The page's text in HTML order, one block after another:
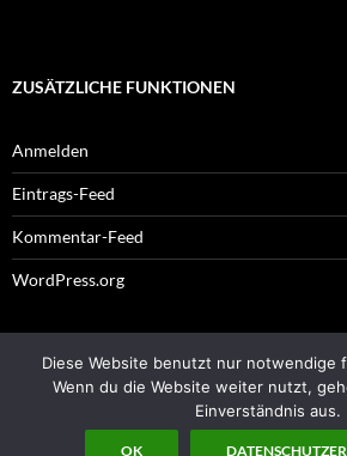
ZUSÄTZLICHE FUNKTIONEN
Anmelden
Eintrags-Feed
Kommentar-Feed
WordPress.org
Impressum
Diese Website benutzt nur notwendige
Wenn du die Website weiter nutzt,
Einverständnis aus.
OK